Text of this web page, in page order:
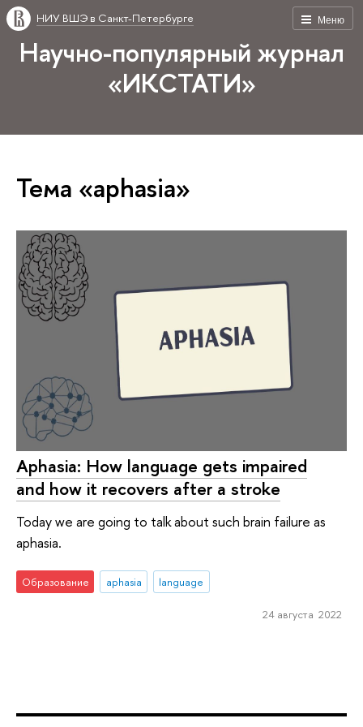
Меню
НИУ ВШЭ в Санкт-Петербурге
Научно-популярный журнал
«ИКСТАТИ»
Тема «aphasia»
Aphasia: How language gets impaired
and how it recovers after a stroke
Today we are going to talk about such brain failure as
aphasia.
Образование aphasia language
24 августа 2022